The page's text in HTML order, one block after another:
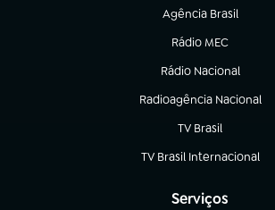
Agência Brasil
(abre em nova aba)
Rádio MEC
(abre em nova aba)
Rádio Nacional
Radioagência Nacional
(abre em nova aba)
TV Brasil
(abre em nova aba)
TV Brasil Internacional
(abre em nova aba)
Serviços